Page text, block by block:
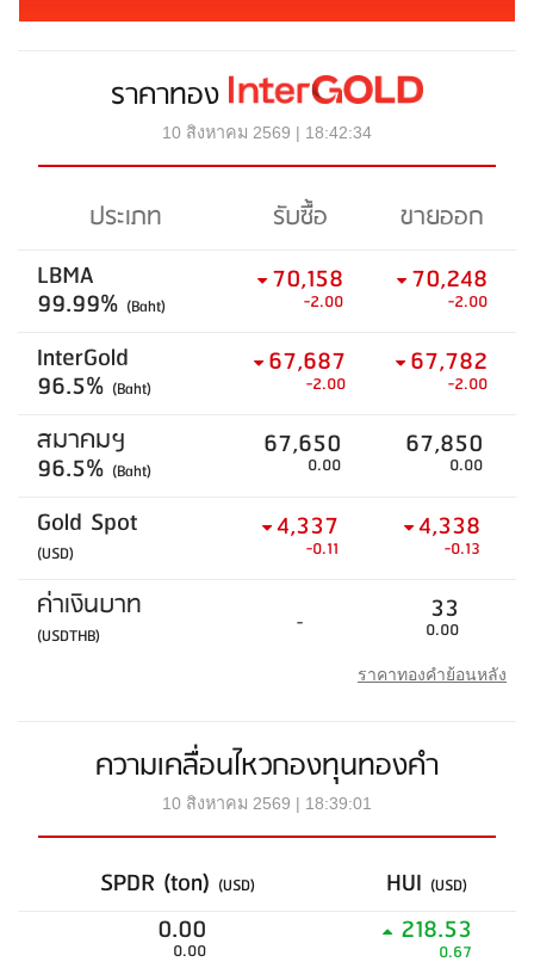
ราคาทอง
10 สิงหาคม 2569 | 18:42:34
ประเภท รับซื้อ
ขายออก
LBMA
99.99% (Baht)
70,158
-2.00
70,248
-2.00
InterGold
96.5% (Baht)
67,687
-2.00
67,782
-2.00
สมาคมฯ
96.5% (Baht)
67,650
0.00
67,850
0.00
Gold Spot
(USD)
4,337
-0.11
4,338
-0.13
ค่าเงินบาท
(USDTHB) - 33
0.00
ราคาทองคำย้อนหลัง
ความเคลื่อนไหวกองทุนทองคำ
10 สิงหาคม 2569 | 18:39:01
SPDR (ton) (USD) HUI (USD)
0.00
0.00
218.53
0.67